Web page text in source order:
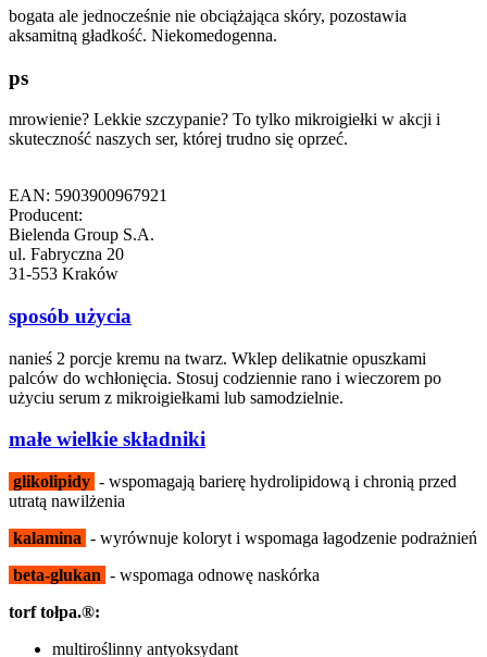
bogata ale jednocześnie nie obciążająca skóry, pozostawia
aksamitną gładkość. Niekomedogenna.
ps
mrowienie? Lekkie szczypanie? To tylko mikroigiełki w akcji i
skuteczność naszych ser, której trudno się oprzeć.
EAN: 5903900967921
Producent:
Bielenda Group S.A.
ul. Fabryczna 20
31-553 Kraków
sposób użycia
nanieś 2 porcje kremu na twarz. Wklep delikatnie opuszkami
palców do wchłonięcia. Stosuj codziennie rano i wieczorem po
użyciu serum z mikroigiełkami lub samodzielnie.
małe wielkie składniki
glikolipidy - wspomagają barierę hydrolipidową i chronią przed
utratą nawilżenia
kalamina - wyrównuje koloryt i wspomaga łagodzenie podrażnień
beta-glukan - wspomaga odnowę naskórka
torf tołpa.®:
multiroślinny antyoksydant